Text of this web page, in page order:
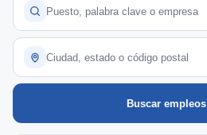
Buscar empleos